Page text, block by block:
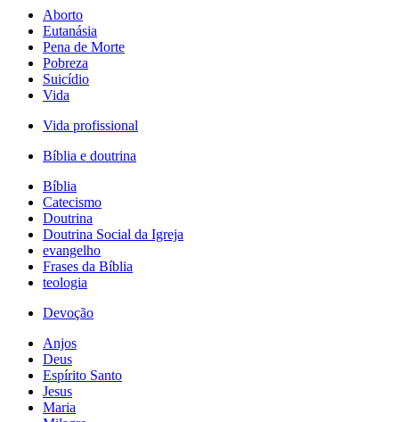
Aborto
Eutanásia
Pena de Morte
Pobreza
Suicídio
Vida
Vida profissional
Bíblia e doutrina
Bíblia
Catecismo
Doutrina
Doutrina Social da Igreja
evangelho
Frases da Bíblia
teologia
Devoção
Anjos
Deus
Espírito Santo
Jesus
Maria